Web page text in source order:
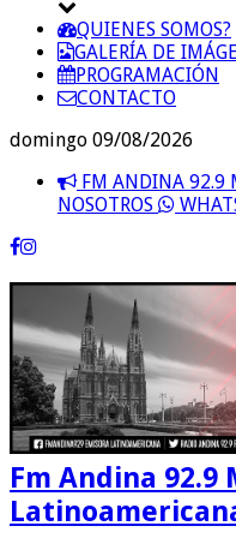
QUIENES SOMOS?
GALERÍA DE
PROGRAMACIÓN
CONTACTO
domingo 09/08/2026
FM ANDINA 92.9
NOSOTROS
Fm Andina 92.9